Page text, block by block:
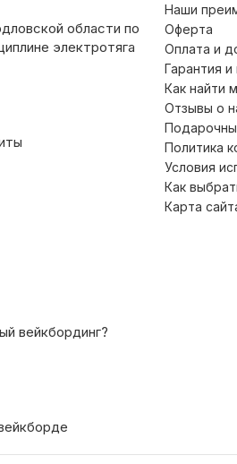
области по
электротяга
вейкбординг?
Наши
Оферта
Оплата и
Гарантия и
Как найти
Отзывы о
Политика
Условия
Как
Карта